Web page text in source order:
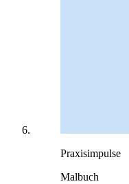
Praxisimpulse
Malbuch